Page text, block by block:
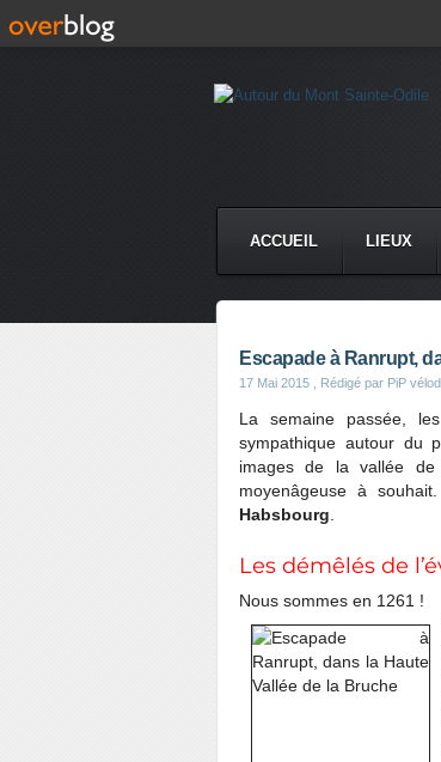
ACCUEIL LIEUX
Escapade à Ranrupt,
17 Mai 2015 , Rédigé par PiP
La semaine passée,
sympathique autour du
images de la vallée
moyenâgeuse à
Habsbourg
Les démêlés de
Nous sommes en 1261 !